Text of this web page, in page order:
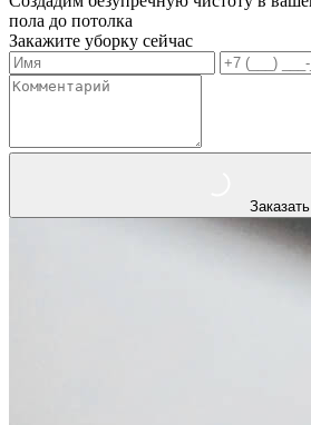
пола до потолка
Закажите уборку сейчас
Заказать